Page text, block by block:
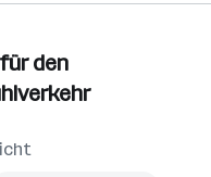
den